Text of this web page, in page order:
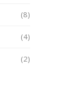
(8)
(4)
(2)